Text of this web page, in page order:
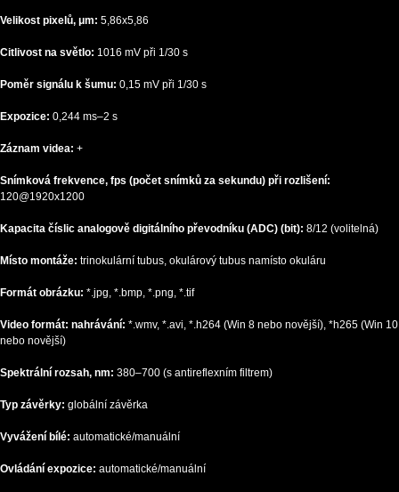
Velikost pixelů, μm: 5,86x5,86
Citlivost na světlo: 1016 mV při 1/30 s
Poměr signálu k šumu: 0,15 mV při 1/30 s
Expozice: 0,244 ms–2 s
Záznam videa: +
Snímková frekvence, fps (počet snímků za sekundu) při rozlišení:
120@1920x1200
Kapacita číslic analogově digitálního převodníku (ADC) (bit): 8/12 (volitelná)
Místo montáže: trinokulární tubus, okulárový tubus namísto okuláru
Formát obrázku: *.jpg, *.bmp, *.png, *.tif
Video formát: nahrávání: *.wmv, *.avi, *.h264 (Win 8 nebo novější), *h265 (Win 10
nebo novější)
Spektrální rozsah, nm: 380–700 (s antireflexním filtrem)
Typ závěrky: globální závěrka
Vyvážení bílé: automatické/manuální
Ovládání expozice: automatické/manuální